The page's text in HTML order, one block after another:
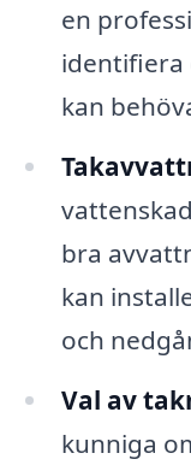
en
identifiera
kan
bra
kan
och
Val av
kunniga